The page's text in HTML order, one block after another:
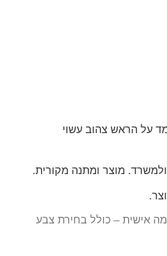
על הראש צהוב עשוי
מוצר ומתנה מקורית.
אישית – כולל בחירת צבע